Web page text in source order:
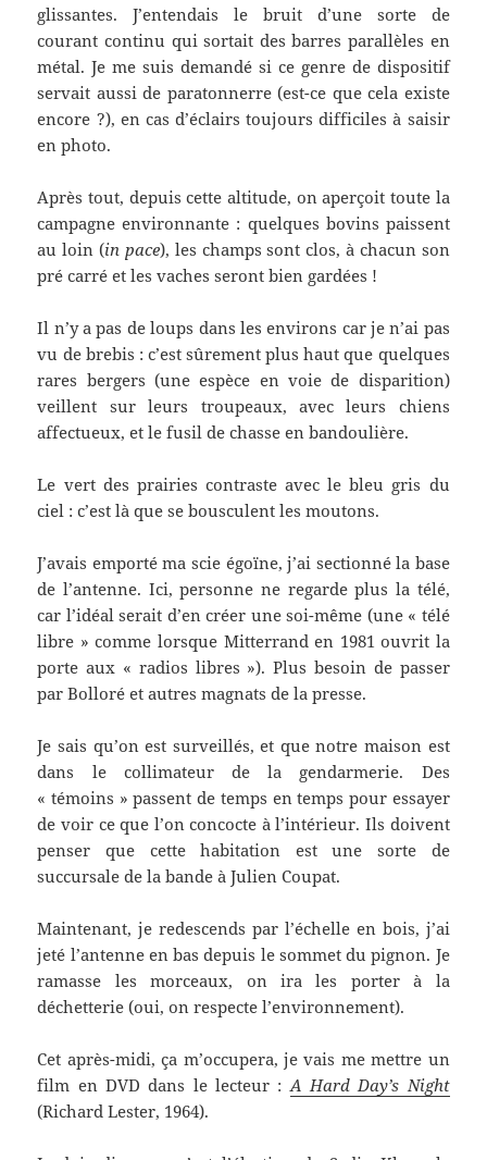
glissantes. J’entendais le bruit d’une sorte de
courant continu qui sortait des barres parallèles en
métal. Je me suis demandé si ce genre de dispositif
servait aussi de paratonnerre (est-ce que cela existe
encore ?), en cas d’éclairs toujours difficiles à saisir
en photo.
Après tout, depuis cette altitude, on aperçoit toute la
campagne environnante : quelques bovins paissent
au loin (in pace), les champs sont clos, à chacun son
pré carré et les vaches seront bien gardées !
Il n’y a pas de loups dans les environs car je n’ai pas
vu de brebis : c’est sûrement plus haut que quelques
rares bergers (une espèce en voie de disparition)
veillent sur leurs troupeaux, avec leurs chiens
affectueux, et le fusil de chasse en bandoulière.
Le vert des prairies contraste avec le bleu gris du
ciel : c’est là que se bousculent les moutons.
J’avais emporté ma scie égoïne, j’ai sectionné la base
de l’antenne. Ici, personne ne regarde plus la télé,
car l’idéal serait d’en créer une soi-même (une « télé
libre » comme lorsque Mitterrand en 1981 ouvrit la
porte aux « radios libres »). Plus besoin de passer
par Bolloré et autres magnats de la presse.
Je sais qu’on est surveillés, et que notre maison est
dans le collimateur de la gendarmerie. Des
« témoins » passent de temps en temps pour essayer
de voir ce que l’on concocte à l’intérieur. Ils doivent
penser que cette habitation est une sorte de
succursale de la bande à Julien Coupat.
Maintenant, je redescends par l’échelle en bois, j’ai
jeté l’antenne en bas depuis le sommet du pignon. Je
ramasse les morceaux, on ira les porter à la
déchetterie (oui, on respecte l’environnement).
Cet après-midi, ça m’occupera, je vais me mettre un
film en DVD dans le lecteur : A Hard Day’s Night
(Richard Lester, 1964).